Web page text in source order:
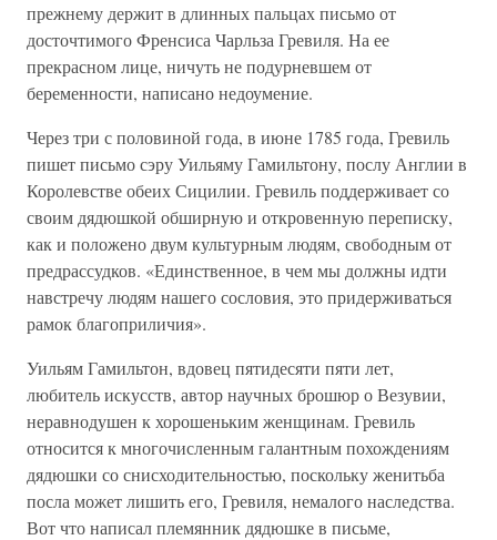
прежнему держит в длинных пальцах письмо от
досточтимого Френсиса Чарльза Гревиля. На ее
прекрасном лице, ничуть не подурневшем от
беременности, написано недоумение.
Через три с половиной года, в июне 1785 года, Гревиль
пишет письмо сэру Уильяму Гамильтону, послу Англии в
Королевстве обеих Сицилии. Гревиль поддерживает со
своим дядюшкой обширную и откровенную переписку,
как и положено двум культурным людям, свободным от
предрассудков. «Единственное, в чем мы должны идти
навстречу людям нашего сословия, это придерживаться
рамок благоприличия».
Уильям Гамильтон, вдовец пятидесяти пяти лет,
любитель искусств, автор научных брошюр о Везувии,
неравнодушен к хорошеньким женщинам. Гревиль
относится к многочисленным галантным похождениям
дядюшки со снисходительностью, поскольку женитьба
посла может лишить его, Гревиля, немалого наследства.
Вот что написал племянник дядюшке в письме,